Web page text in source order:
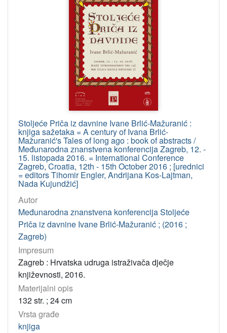
Stoljeće Priča iz davnine Ivane Brlić-Mažuranić :
knjiga sažetaka = A century of Ivana Brlić-
Mažuranić's Tales of long ago : book of abstracts /
Međunarodna znanstvena konferencija Zagreb, 12. -
15. listopada 2016. = International Conference
Zagreb, Croatia, 12th - 15th October 2016 ; [urednici
= editors Tihomir Engler, Andrijana Kos-Lajtman,
Nada Kujundžić]
Autor
Međunarodna znanstvena konferencija Stoljeće
Priča iz davnine Ivane Brlić-Mažuranić ; (2016 ;
Zagreb)
Impresum
Zagreb : Hrvatska udruga istraživača dječje
književnosti, 2016.
Materijalni opis
132 str. ; 24 cm
Vrsta građe
knjiga